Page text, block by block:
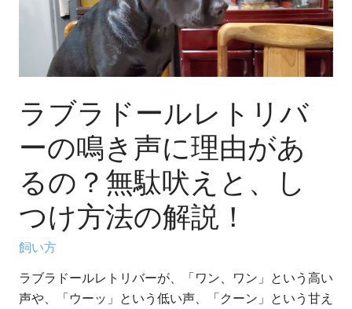
介！
ラブラドールレトリバ
ーの鳴き声に理由があ
るの？無駄吠えと、し
つけ方法の解説！
飼い方
ラブラドールレトリバーが、「ワン、ワン」という高い
声や、「ウーッ」という低い声、「クーン」という甘え
ー
き
声
に
由
が
あ